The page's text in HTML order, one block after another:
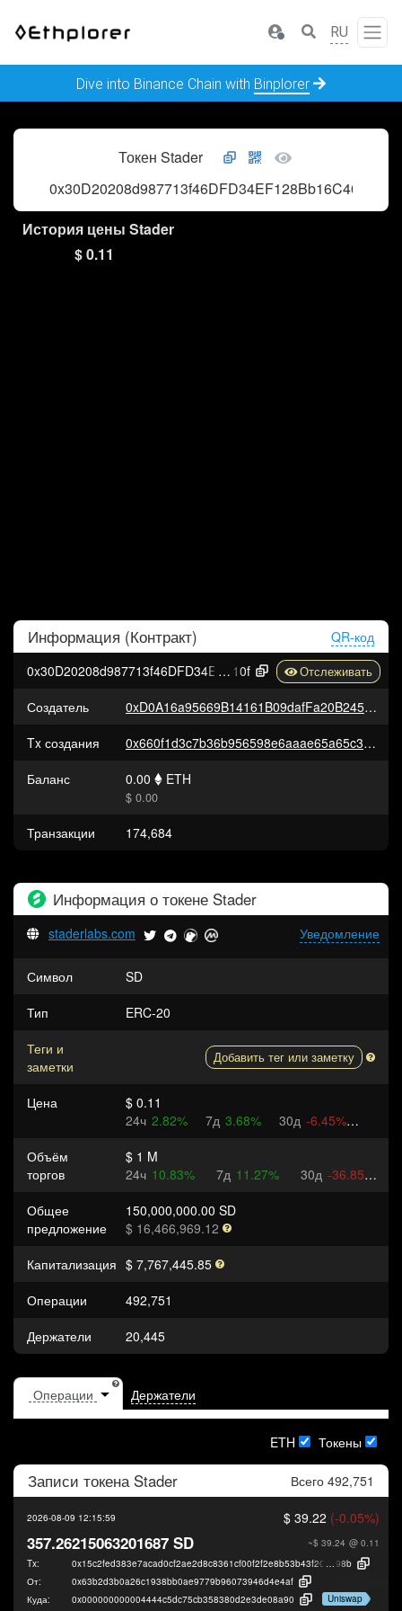
RU
Dive into Binance Chain with Binplorer
Токен Stader
0x30D20208d987713f46DFD34EF128Bb16C404D10f
История цены Stader
$ 0.11
Информация (Контракт)
QR-код
0x30D20208d987713f46DFD34EF128Bb16C404D
10f
Создатель
0xD0A16a95669B14161B09dafFa20B24575b77b731
Tx создания
0x660f1d3c7b36b956598e6aaae65a65c30aebee48e66499b6f30eb2b88f513220
Баланс
0.00 ETH
$ 0.00
Транзакции 174,684
Информация о токене Stader
Уведомление
staderlabs.com
Символ
SD
Тип
ERC-20
Теги и
заметки
Добавить тег или заметку
Цена
$ 0.11
24ч 2.82% 7д 3.68% 30д -6.45%
Объём
торгов
$ 1 M
24ч 10.83% 7д 11.27% 30д -36.85%
Общее
предложение
150,000,000.00 SD
$ 16,466,969.12
Капитализация $ 7,767,445.85
Операции
492,751
Держатели
20,445
Держатели
ETH Токены
Записи токена Stader Всего 492,751
2026-08-09 12:15:59 $ 39.22 (-0.05%)
~$ 39.24 @ 0.11
357.26215063201687 SD
Tx: 0x15c2fed383e7acad0cf2ae2d8c8361cf00f2f2e8b53b43f2063b8f1822133
98b
От:
0x63b2d3b0a26c1938bb0ae9779b96073946d4e4af
Куда:
0x000000000004444c5dc75cb358380d2e3de08a90 Uniswap